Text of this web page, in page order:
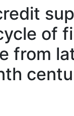
of
from